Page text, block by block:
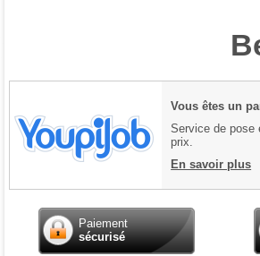
Vous êtes un
Service de pose
prix.
En savoir plus
Paiement
sécurisé